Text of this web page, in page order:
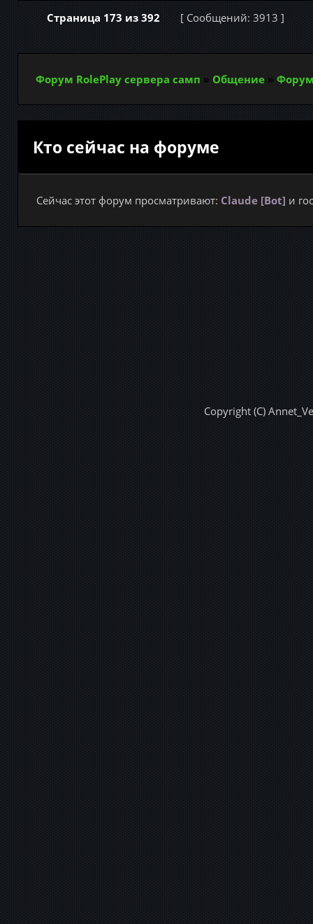
Страница 173 из 392 [ Сообщений: 3913 ]
Форум RolePlay сервера самп » Общение »
Кто сейчас на форуме
Сейчас этот форум просматривают: Claude [Bot] и
Copyright (C)